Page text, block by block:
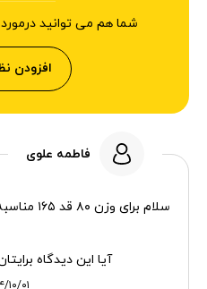
شما هم می توانید
افزودن
فاطمه علوی
سلام برای وزن ۸۰ قد ۱۶۵ مناسبه ؟
۱۴۰۴/
آیا این دیدگاه